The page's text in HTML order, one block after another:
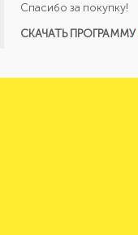
Спасибо за покупку!
СКАЧАТЬ ПРОГРАММУ